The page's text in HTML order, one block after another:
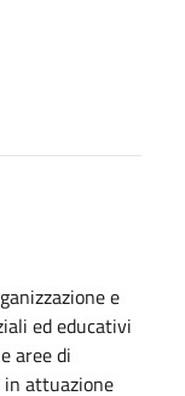
e
ed educativi
aree di
attuazione